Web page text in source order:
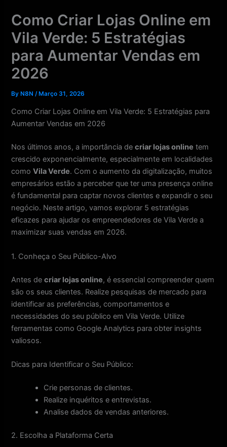
content
Como Criar Lojas Online em
Vila Verde: 5 Estratégias
para Aumentar Vendas em
2026
ByN8N/Março 31, 2026
Como Criar Lojas Online em Vila Verde: 5 Estratégias para
Aumentar Vendas em 2026
Nos últimos anos, a importância decriar lojas online tem
crescido exponencialmente, especialmente em localidades
comoVila Verde. Com o aumento da digitalização, muitos
empresários estão a perceber que ter uma presença online
é fundamental para captar novos clientes e expandir o seu
negócio. Neste artigo, vamos explorar 5 estratégias
eficazes para ajudar os empreendedores de Vila Verde a
maximizar suas vendas em 2026.
1. Conheça o Seu Público-Alvo
Antes decriar lojas online, é essencial compreender quem
são os seus clientes. Realize pesquisas de mercado para
identificar as preferências, comportamentos e
necessidades do seu público em Vila Verde. Utilize
ferramentas como Google Analytics para obter insights
valiosos.
Dicas para Identificar o Seu Público:
Crie personas de clientes.
Realize inquéritos e entrevistas.
Analise dados de vendas anteriores.
2. Escolha a Plataforma Certa